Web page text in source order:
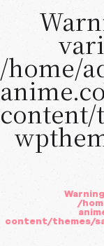
最新情報
放送・配信
ON AIR & STREAMING
ムービー
MOVIE
イントロダ
/home/
content/
Warning
/
content/themes/